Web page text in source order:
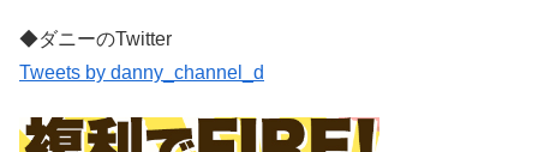
◆ダニーのTwitter
Tweets by danny_channel_d